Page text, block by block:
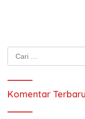
Cari
untuk:
Komentar Terbaru